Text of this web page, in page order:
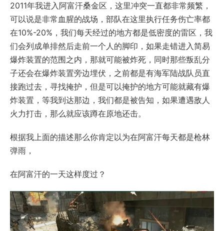
2011年我进入阿富汗桑金区，这里冲突一直都非常频繁，
可以说是非常血腥的战场，部队在这里执行任务伤亡率都
在10%-20%，我们每天经过的地方都是低密度的雷区，我
们会列成单排然后走前一个人的脚印，如果走错进入简易
爆炸装置的范围之内，那就可能被炸死，同时那些叛乱分
子还会在爆炸装置旁边埋伏，之前都是有海军陆战队员直
接跑过去，寻找掩护，但是可以掩护的地方可能就藏有爆
炸装置，等我到达那边，我们都是被告知，如果遭遇敌人
火力打击，那么就应该蹲在原地还击。
根据我上面的描述那么你肯定以为在阿富汗每天都是枪林
弹雨，
在阿富汗的一天这样度过？